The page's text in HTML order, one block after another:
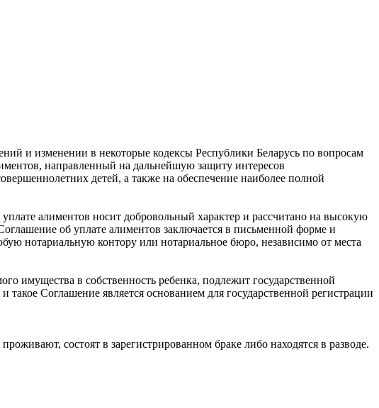
и изменении в некоторые кодексы Республики Беларусь по вопросам
направленный на дальнейшую защиту интересов
детей, а также на обеспечение наиболее полной
алиментов носит добровольный характер и рассчитано на высокую
об уплате алиментов заключается в письменной форме и
нотариальную контору или нотариальное бюро, независимо от места
имущества в собственность ребенка, подлежит государственной
Соглашение является основанием для государственной регистрации
состоят в зарегистрированном браке либо находятся в разводе.